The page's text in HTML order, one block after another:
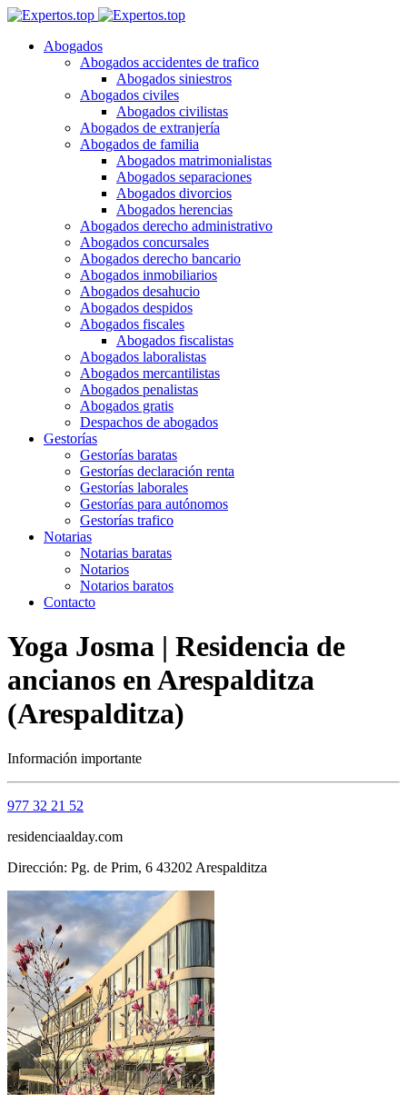
Abogados
Abogados accidentes de trafico
Abogados siniestros
Abogados civiles
Abogados civilistas
Abogados de extranjería
Abogados de familia
Abogados matrimonialistas
Abogados separaciones
Abogados divorcios
Abogados herencias
Abogados derecho administrativo
Abogados concursales
Abogados derecho bancario
Abogados inmobiliarios
Abogados desahucio
Abogados despidos
Abogados fiscales
Abogados fiscalistas
Abogados laboralistas
Abogados mercantilistas
Abogados penalistas
Abogados gratis
Despachos de abogados
Gestorías
Gestorías baratas
Gestorías declaración renta
Gestorías laborales
Gestorías para autónomos
Gestorías trafico
Notarias
Notarias baratas
Notarios
Notarios baratos
Contacto
Yoga Josma | Residencia de
ancianos en Arespalditza
(Arespalditza)
Información importante
977 32 21 52
residenciaalday.com
Dirección: Pg. de Prim, 6 43202 Arespalditza